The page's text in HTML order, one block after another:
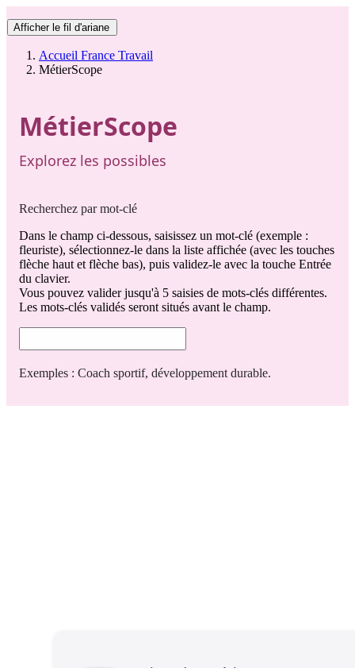
Afficher le fil d'ariane
Accueil France Travail
MétierScope
MétierScope
Explorez les possibles
Recherchez par mot-clé
Dans le champ ci-dessous, saisissez un mot-clé (exemple :
fleuriste), sélectionnez-le dans la liste affichée (avec les touches
flèche haut et flèche bas), puis validez-le avec la touche Entrée
du clavier.
Vous pouvez valider jusqu'à 5 saisies de mots-clés différentes.
Les mots-clés validés seront situés avant le champ.
Exemples : Coach sportif, développement durable.